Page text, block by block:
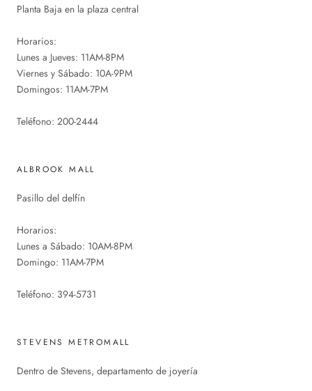
Planta Baja en la plaza central
Horarios:
Lunes a Jueves: 11AM-8PM
Viernes y Sábado: 10A-9PM
Domingos: 11AM-7PM
Teléfono: 200-2444
ALBROOK MALL
Pasillo del delfín
Horarios:
Lunes a Sábado: 10AM-8PM
Domingo: 11AM-7PM
Teléfono: 394-5731
STEVENS METROMALL
Dentro de Stevens, departamento de joyería